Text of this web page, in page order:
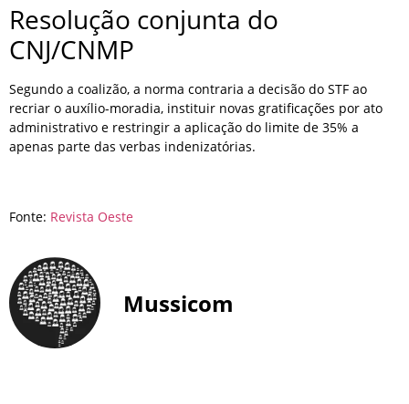
Resolução conjunta do
CNJ/CNMP
Segundo a coalizão, a norma contraria a decisão do STF ao
recriar o auxílio-moradia, instituir novas gratificações por ato
administrativo e restringir a aplicação do limite de 35% a
apenas parte das verbas indenizatórias.
Fonte: Revista Oeste
Mussicom